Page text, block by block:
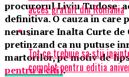
procurorul Liviu Tudose,
definitiva. O cauza in care
nerusinare Inalta Curte de
pretinzand ca nu putuse
martorilor, pe motiv de
pentru a citi).
acces gratuit din România
Tot ce trebuie sa stii
complet pentru editia